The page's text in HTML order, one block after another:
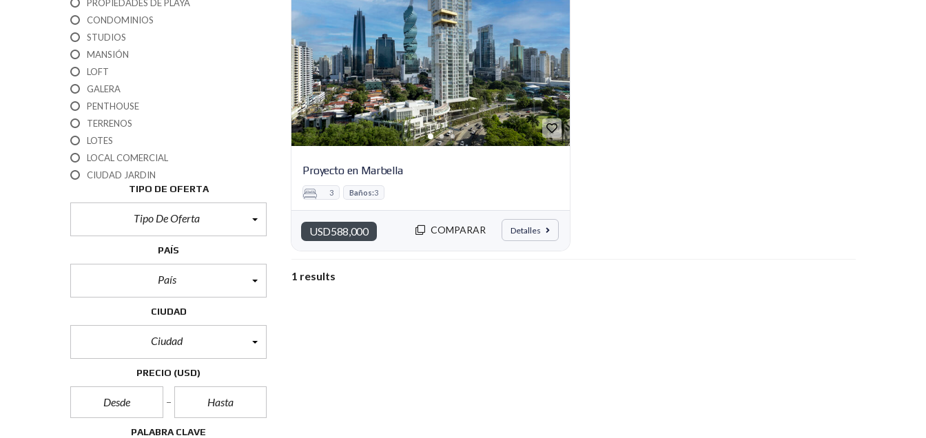
C
A
O
M
I
N
I
C
A
N
A
PROPIEDADES DE PLAYA
CONDOMINIOS
STUDIOS
MANSIÓN
LOFT
GALERA
PENTHOUSE
TERRENOS
LOTES
LOCAL COMERCIAL
CIUDAD JARDIN
TIPO DE OFERTA
Tipo De Oferta
PAÍS
País
CIUDAD
Ciudad
PRECIO (USD)
PALABRA CLAVE
Proyecto en Marbella
USD588,000
3 Baños:3
COMPARAR Detalles
1 results